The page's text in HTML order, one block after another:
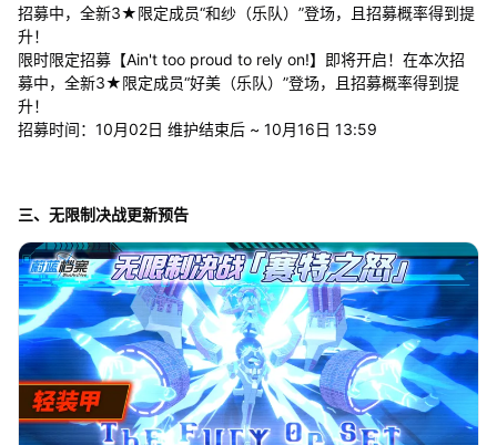
招募中，全新3★限定成员“和纱（乐队）”登场，且招募概率得到提
升！
限时限定招募【Ain't too proud to rely on!】即将开启！在本次招
募中，全新3★限定成员“好美（乐队）”登场，且招募概率得到提
升！
招募时间：10月02日 维护结束后 ~ 10月16日 13:59
三、无限制决战更新预告